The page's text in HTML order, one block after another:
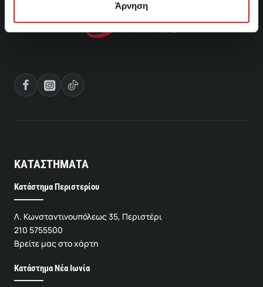
Άρνηση
ΚΑΤΑΣΤΗΜΑΤΑ
Κατάστημα Περιστερίου
Λ. Κωνσταντινουπόλεως 35, Περιστέρι
210 5755500
Βρείτε μας στο χάρτη
Κατάστημα Νέα Ιωνία